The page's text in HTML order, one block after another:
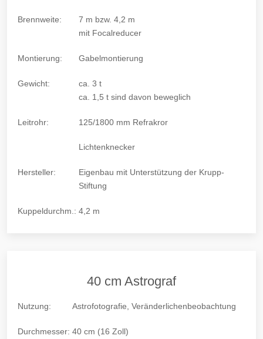
Brennweite:
7 m bzw. 4,2 m
mit Focalreducer
Montierung: Gabelmontierung
Gewicht:
ca. 3 t
ca. 1,5 t sind davon beweglich
Leitrohr: 125/1800 mm Refrakror
Lichtenknecker
Hersteller:
Eigenbau mit Unterstützung der Krupp-
Stiftung
Kuppeldurchm.: 4,2 m
40 cm Astrograf
Nutzung: Astrofotografie, Veränderlichenbeobachtung
Durchmesser: 40 cm (16 Zoll)